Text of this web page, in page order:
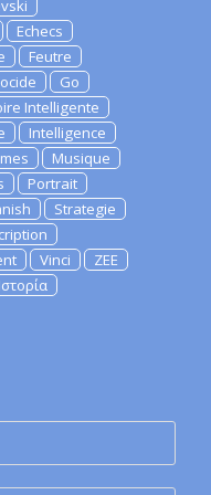
Echecs
Feutre
Go
Intelligente
Intelligence
Musique
Portrait
Strategie
Vinci
ZEE